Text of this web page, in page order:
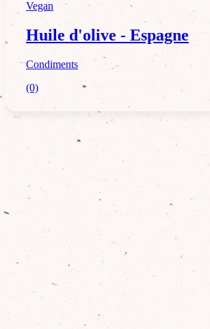
Vegan
Huile d'olive - Espagne
Condiments
(0)